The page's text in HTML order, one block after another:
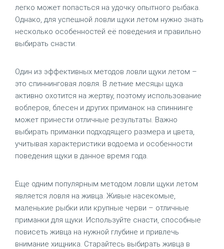
легко может попасться на удочку опытного рыбака.
Однако, для успешной ловли щуки летом нужно знать
несколько особенностей её поведения и правильно
выбирать снасти.
Один из эффективных методов ловли щуки летом –
это спиннинговая ловля. В летние месяцы щука
активно охотится на жертву, поэтому использование
воблеров, блесен и других приманок на спиннинге
может принести отличные результаты. Важно
выбирать приманки подходящего размера и цвета,
учитывая характеристики водоема и особенности
поведения щуки в данное время года.
Еще одним популярным методом ловли щуки летом
является ловля на живца. Живые насекомые,
маленькие рыбки или крупные черви – отличные
приманки для щуки. Используйте снасти, способные
повисеть живца на нужной глубине и привлечь
внимание хищника. Старайтесь выбирать живца в